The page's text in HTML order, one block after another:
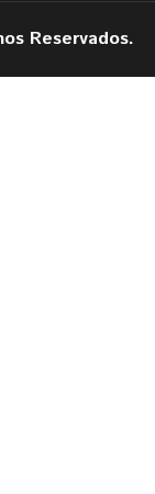
Reservados.